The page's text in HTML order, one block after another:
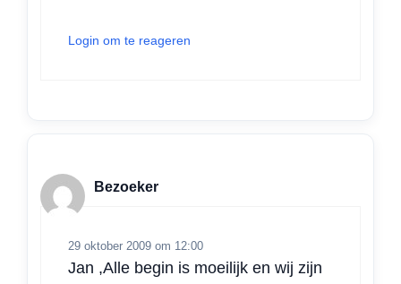
Login om te reageren
Bezoeker
29 oktober 2009 om 12:00
Jan ,Alle begin is moeilijk en wij zijn